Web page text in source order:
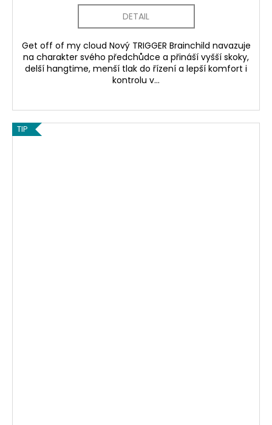
DETAIL
Get off of my cloud Nový TRIGGER Brainchild navazuje
na charakter svého předchůdce a přináší vyšší skoky,
delší hangtime, menší tlak do řízení a lepší komfort i
kontrolu v...
TIP